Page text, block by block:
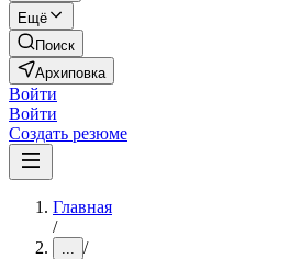
Ещё
Поиск
Архиповка
Войти
Войти
Создать резюме
Главная
/
... /